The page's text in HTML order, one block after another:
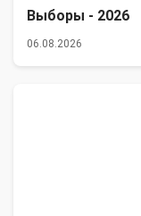
Выборы - 2026
06.08.2026